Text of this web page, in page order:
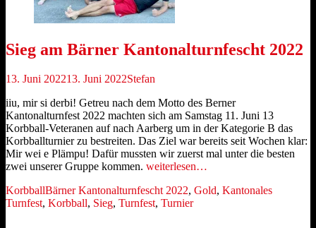
Sieg am Bärner Kantonalturnfescht 2022
Veröffentlicht
13. Juni 202213. Juni 2022Autor
Stefan
iiu, mir si derbi! Getreu nach dem Motto des Berner
Kantonalturnfest 2022 machten sich am Samstag 11. Juni 13
Korbball-Veteranen auf nach Aarberg um in der Kategorie B das
Korbballturnier zu bestreiten. Das Ziel war bereits seit Wochen klar:
Mir wei e Plämpu! Dafür mussten wir zuerst mal unter die besten
zwei unserer Gruppe kommen. weiterlesen…
Kategorien
KorbballSchlagworte
Bärner Kantonalturnfescht 2022, Gold, Kantonales
Turnfest, Korbball, Sieg, Turnfest, Turnier